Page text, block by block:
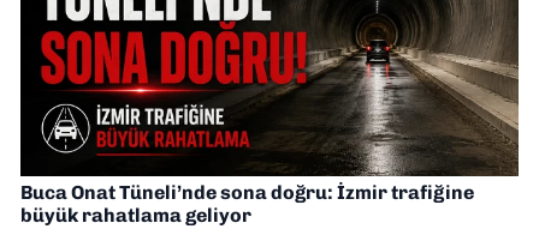
Buca Onat Tüneli’nde sona doğru: İzmir trafiğine
büyük rahatlama geliyor